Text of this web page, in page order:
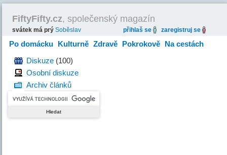
FiftyFifty.cz, společenský magazín
svátek má prýSoběslav přihlaš se zaregistruj se
Po domácku Kulturně Zdravě Pokrokově Na cestách
HravěDiskuze (100)
Osobní diskuze
Archiv článků